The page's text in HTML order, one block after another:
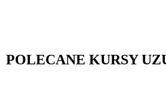
POLECANE KURSY